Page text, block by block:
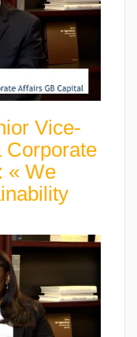
Vice-
Corporate
« We